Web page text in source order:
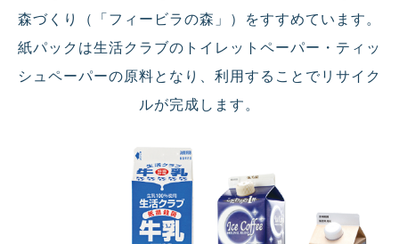
森づくり（「フィービラの森」）をすすめています。
紙パックは生活クラブのトイレットペーパー・ティッ
シュペーパーの原料となり、利用することでリサイク
ルが完成します。